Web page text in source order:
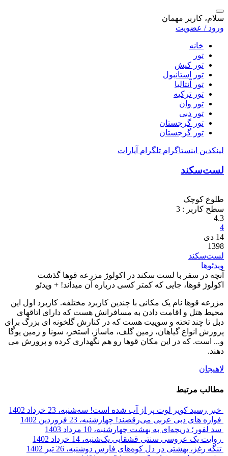
سلام، کاربر مهمان
ورود / عضویت
خانه
تور
تور کیش
تور استانبول
تور آنتالیا
تور ترکیه
تور وان
تور دبی
تور گرجستان
تور گرجستان
لینکدین اینستاگرام تلگرام آپارات
لست‌سکند
طلوع کوچک
سطح کاربر : 3
4.3
4
14 دی
1398
لست‌سکند
ویدئوها
آنچه در سفر با لست سکند در اکولوژ مزرعه قوها گذشت
اکولوژ قوها، جایی که کمتر کسی درباره آن میداند! + ویدئو
مزرعه قوها نام یک مکانی با چندین کاربرد مختلفه. کاربرد اول این
محیط هتل و اقامت دادن به مسافرانش هست که دارای اتاقهای
دبل تا چند تخته و سوییت هست که در کنارش گلخونه ای بزرگ برای
پرورش انواع گیاهان، زمین گلف، ماساژ، استخر، سونا و زمین یوگا
و... است. که در این مکان قوها رو هم نگهداری کرده و پرورش می
دهند.
لاهیجان
مطالب مرتبط
خبر رسید کویر لوت پر از آب شده است! سه‌شنبه، 23 خرداد 1402
فواره های دبی عربی می‌رقصند! چهارشنبه، 23 فروردین 1402
سد لفور؛ دریچه‌ای به بهشت چهارشنبه، 10 مرداد 1403
روایت یک عروسی سنتی قشقایی یک‌شنبه، 14 خرداد 1402
تنگه رغز، بهشتی در دل کوه‌های فارس دوشنبه، 26 تیر 1402